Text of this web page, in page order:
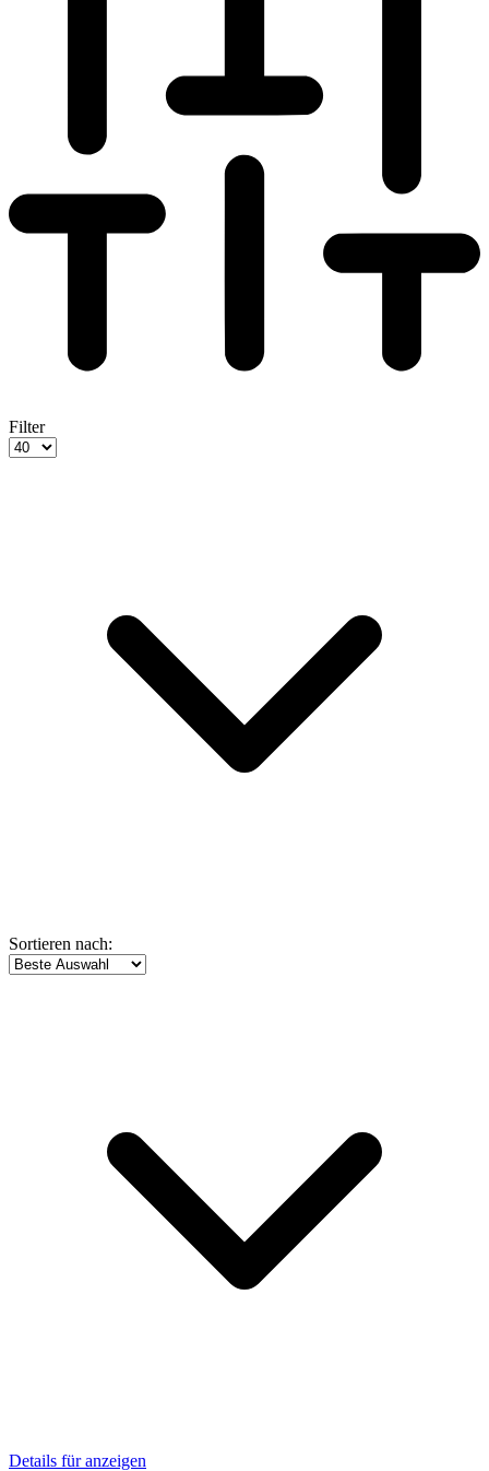
Filter
Sortieren nach:
Details für anzeigen